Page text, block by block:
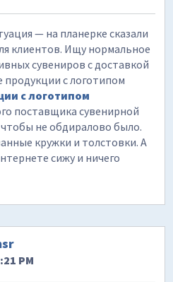
— на планерке сказали
клиентов. Ищу нормальное
сувениров с доставкой
продукции с логотипом
с логотипом
поставщика сувенирной
не обдиралово было.
кружки и толстовки. А
сижу и ничего
PM